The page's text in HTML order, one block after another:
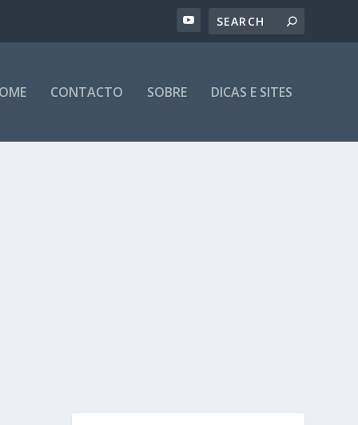
CONTACTO SOBRE DICAS E SITES